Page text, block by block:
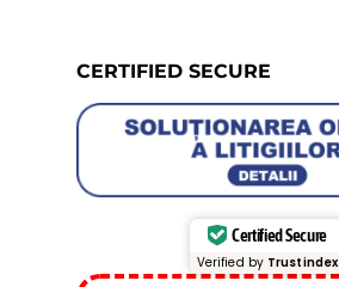
CERTIFIED SECURE
Certified Secure
Verified by Trustindex